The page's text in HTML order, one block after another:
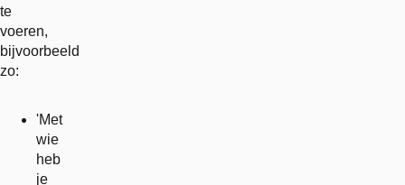
te
voeren,
bijvoorbeeld
zo:
'Met
wie
heb
je